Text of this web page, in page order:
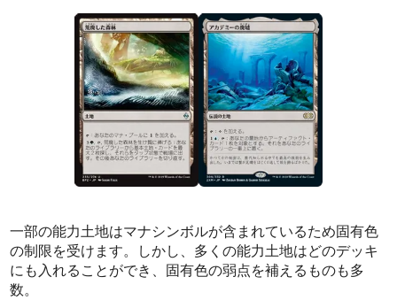
一部の能力土地はマナシンボルが含まれているため固有色
の制限を受けます。しかし、多くの能力土地はどのデッキ
にも入れることができ、固有色の弱点を補えるものも多
数。